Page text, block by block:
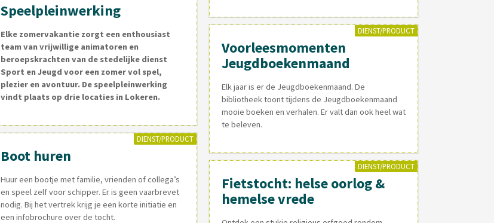
Speelpleinwerking
Elke zomervakantie zorgt een enthousiast
team van vrijwillige animatoren en
beroepskrachten van de stedelijke dienst
Sport en Jeugd voor een zomer vol spel,
plezier en avontuur. De speelpleinwerking
vindt plaats op drie locaties in Lokeren.
DIENST/PRODUCT
Boot huren
Huur een bootje met familie, vrienden of collega’s
en speel zelf voor schipper. Er is geen vaarbrevet
nodig. Bij het vertrek krijg je een korte initiatie en
een infobrochure over de tocht.
DIENST/PRODUCT
Voorleesmomenten
Jeugdboekenmaand
Elk jaar is er de Jeugdboekenmaand. De
bibliotheek toont tijdens de Jeugdboekenmaand
mooie boeken en verhalen. Er valt dan ook heel wat
te beleven.
DIENST/PRODUCT
Fietstocht: helse oorlog &
hemelse vrede